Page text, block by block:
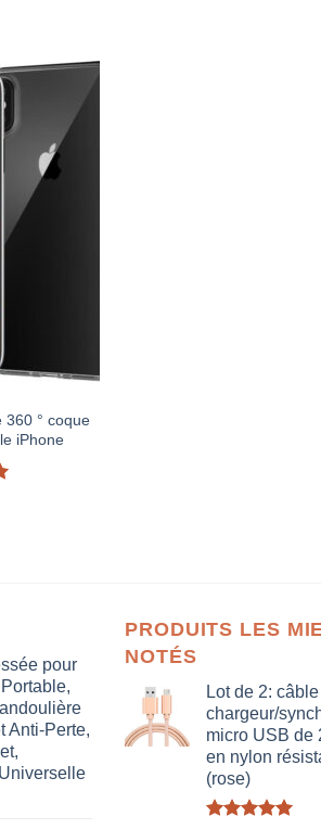
360 ° coque
iPhone
pour
Anti-Perte,
PRODUITS LES
NOTÉS
Lot de 2: câble
chargeur/
micro USB de
en nylon
(rose)